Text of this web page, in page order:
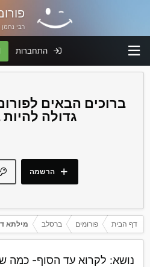
רבי נחמן
התחברות
גדולה
הרשמה
דף הבית פורומים ברסלב מילתא
נושא: לקרוא עד הסוף- כמה